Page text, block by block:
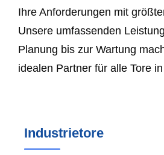
Ihre Anforderungen mit
Unsere umfassenden
Planung bis zur Wartung
idealen Partner für alle Tore
Industrietore